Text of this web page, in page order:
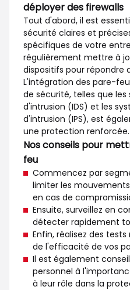
déployer des firewalls
Tout d'abord, il est
sécurité claires et
spécifiques de votre
régulièrement mettre à
dispositifs pour répondre
L'intégration des pare-
de sécurité, telles que
d'intrusion (IDS) et les
d'intrusion (IPS), est
une protection renforcée.
Nos conseils pour
feu
Commencez par
limiter les
en cas de
Ensuite, surveillez en
détecter rapidement
Enfin, réalisez des
de l'efficacité de vos
Il est également
personnel à
à leur rôle dans la